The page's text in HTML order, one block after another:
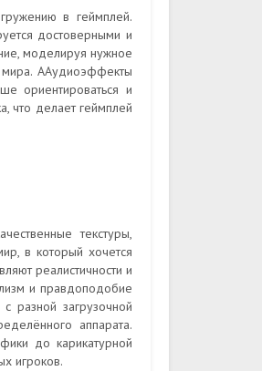
в геймплей.
достоверными и
моделируя нужное
мира. ААудиоэффекты
ориентироваться и
что делает геймплей
текстуры,
в который хочется
реалистичности и
и правдоподобие
разной загрузочной
аппарата.
до карикатурной
игроков.